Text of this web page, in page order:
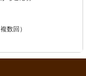
数回）